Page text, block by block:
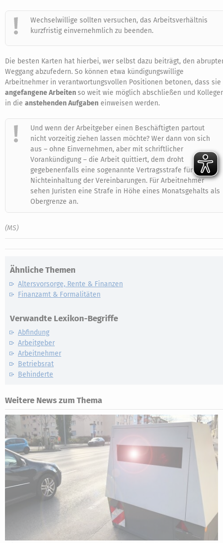
Wechselwillige sollten versuchen, das Arbeitsverhältnis
kurzfristig einvernehmlich zu beenden.
Die besten Karten hat hierbei, wer selbst dazu beiträgt, den
Weggang abzufedern. So können etwa kündigungswillige
Arbeitnehmer in verantwortungsvollen Positionen betonen, dass sie
angefangene Arbeitenso weit wie möglich abschließen und
in die anstehenden Aufgaben einweisen werden.
Und wenn der Arbeitgeber einen Beschäftigten partout
nicht vorzeitig ziehen lassen möchte? Wer dann von sich
aus – ohne Einvernehmen, aber mit schriftlicher
Vorankündigung – die Arbeit quittiert, dem droht
gegebenenfalls eine sogenannte Vertragsstrafe für die
Nichteinhaltung der Vereinbarungen. Für Arbeitnehmer
sehen Juristen eine Strafe in Höhe eines Monatsgehalts als
Obergrenze an.
(MS)
Ähnliche Themen
Altersvorsorge, Rente & Finanzen
Finanzamt & Formalitäten
Verwandte Lexikon-Begriffe
Abfindung
Arbeitgeber
Arbeitnehmer
Betriebsrat
Behinderte
Weitere News zum Thema